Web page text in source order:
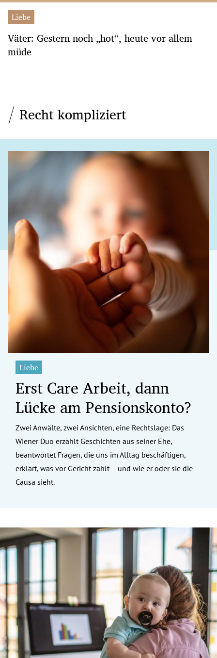
Liebe
Väter: Gestern noch „hot“, heute vor allem
müde
Recht kompliziert
Liebe
Erst Care Arbeit, dann
Lücke am Pensionskonto?
Zwei Anwälte, zwei Ansichten, eine Rechtslage: Das
Wiener Duo erzählt Geschichten aus seiner Ehe,
beantwortet Fragen, die uns im Alltag beschäftigen,
erklärt, was vor Gericht zählt – und wie er oder sie die
Causa sieht.